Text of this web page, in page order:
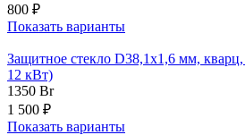
800 ₽
Показать варианты
Защитное стекло D38,1х1,6 мм,
12 кВт)
1350 Br
1 500 ₽
Показать варианты